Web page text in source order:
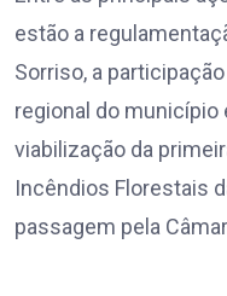
estão a
Sorriso, a
regional do município
viabilização da
Incêndios Florestais
passagem pela